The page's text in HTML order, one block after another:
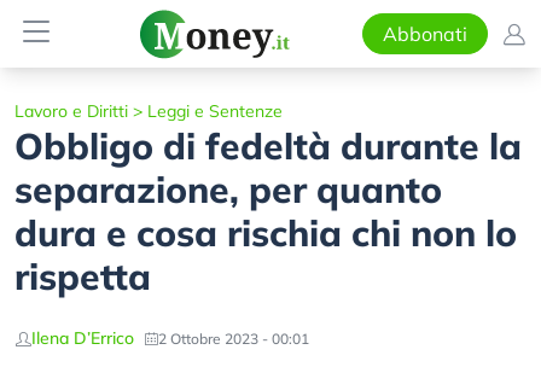
Abbonati
Lavoro e Diritti > Leggi e Sentenze
Obbligo di fedeltà durante la
separazione, per quanto
dura e cosa rischia chi non lo
rispetta
Ilena D’Errico 2 Ottobre 2023 - 00:01